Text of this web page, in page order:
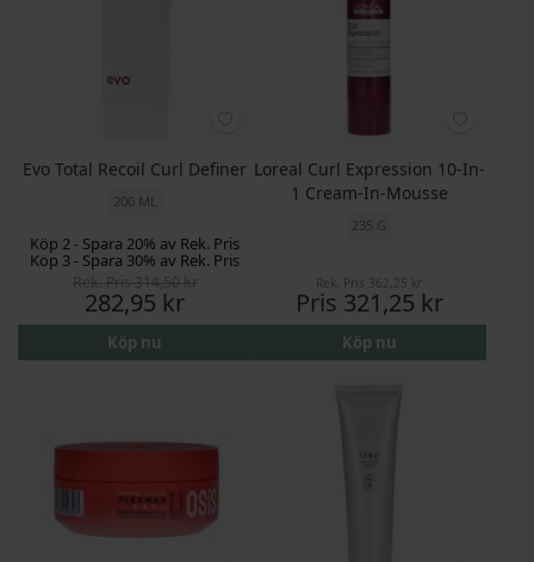
Evo Total Recoil Curl Definer
200 ML
Köp 2 - Spara 20% av Rek. Pris
Köp 3 - Spara 30% av Rek. Pris
Pris
282,95 kr
Köp nu
Loreal Curl Expression 10-In-
1 Cream-In-Mousse
235 G
Rek. Pris 362,25 kr
Pris 321,25 kr
Köp nu